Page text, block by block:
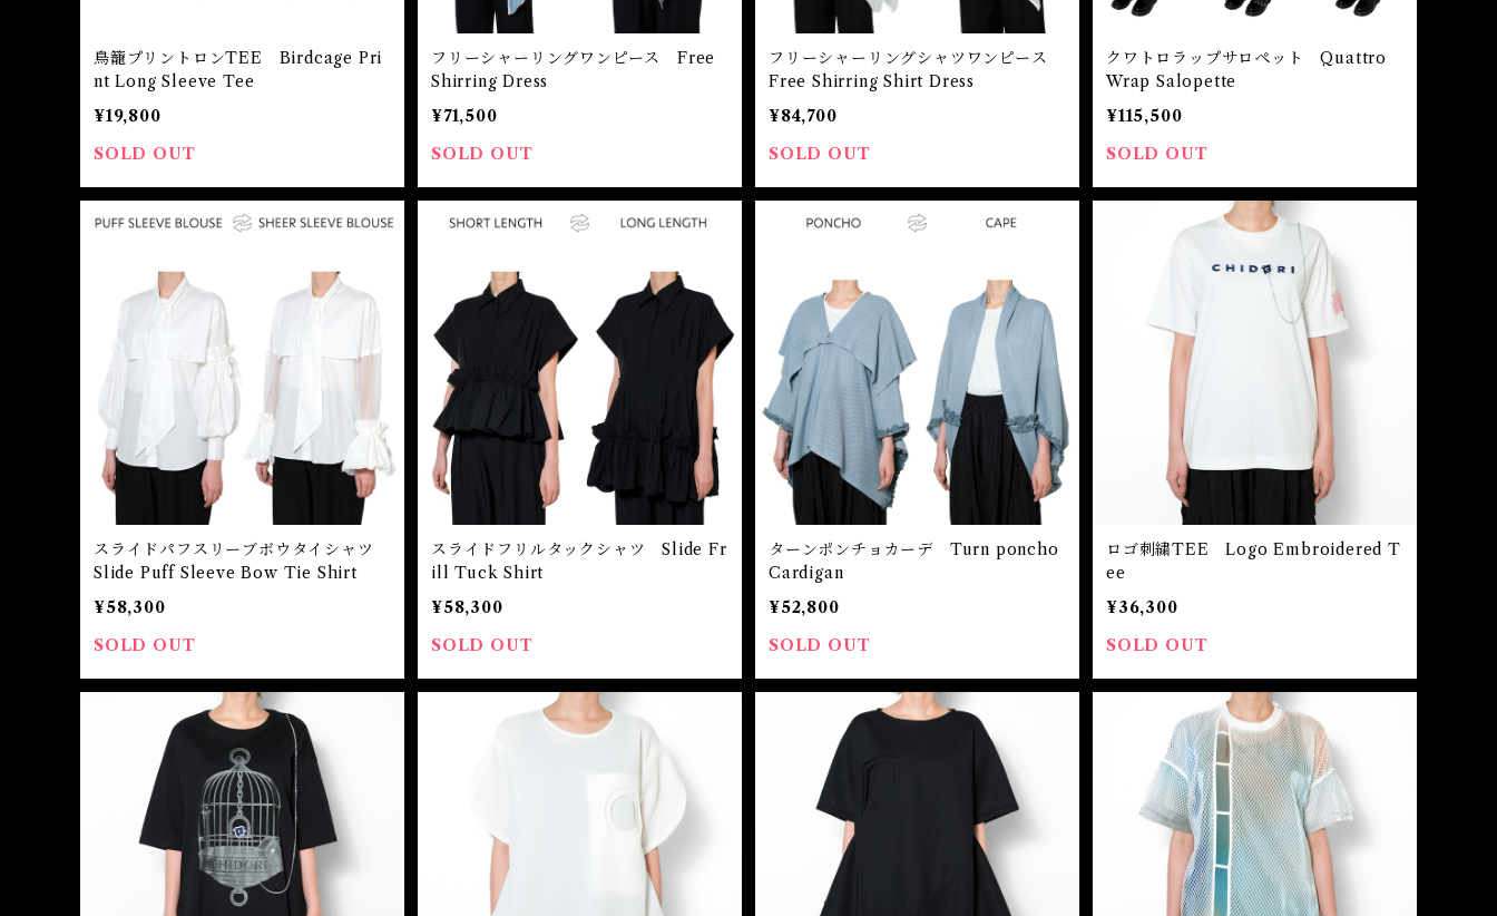
鳥籠プリントロンTEE Birdcage Pri
nt Long Sleeve Tee
¥19,800
SOLD OUT
フリーシャーリングワンピース Free
Shirring Dress
¥71,500
SOLD OUT
フリーシャーリングシャツワンピース
Free Shirring Shirt Dress
¥84,700
SOLD OUT
クワトロラップサロペット Quattro
Wrap Salopette
¥115,500
SOLD OUT
スライドパフスリーブボウタイシャツ
Slide Puff Sleeve Bow Tie Shirt
¥58,300
SOLD OUT
スライドフリルタックシャツ Slide Fr
ill Tuck Shirt
¥58,300
SOLD OUT
ターンポンチョカーデ Turn poncho
Cardigan
¥52,800
SOLD OUT
ロゴ刺繍TEE Logo Embroidered T
ee
¥36,300
SOLD OUT